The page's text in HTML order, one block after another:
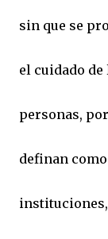
sin que se
el cuidado
personas,
definan